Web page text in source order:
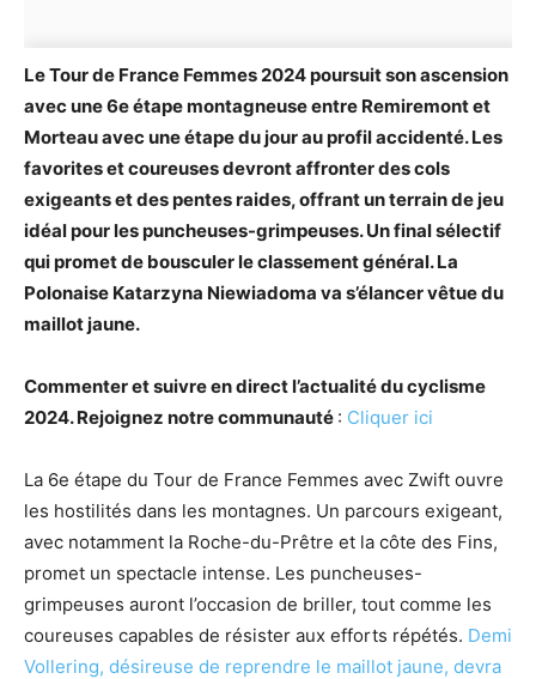
Le Tour de France Femmes 2024 poursuit son ascension
avec une 6e étape montagneuse entre Remiremont et
Morteau avec une étape du jour au profil accidenté. Les
favorites et coureuses devront affronter des cols
exigeants et des pentes raides, offrant un terrain de jeu
idéal pour les puncheuses-grimpeuses. Un final sélectif
qui promet de bousculer le classement général. La
Polonaise Katarzyna Niewiadoma va s’élancer vêtue du
maillot jaune.
Commenter et suivre en direct l’actualité du cyclisme
2024. Rejoignez notre communauté : Cliquer ici
La 6e étape du Tour de France Femmes avec Zwift ouvre
les hostilités dans les montagnes. Un parcours exigeant,
avec notamment la Roche-du-Prêtre et la côte des Fins,
promet un spectacle intense. Les puncheuses-
grimpeuses auront l’occasion de briller, tout comme les
coureuses capables de résister aux efforts répétés. Demi
Vollering, désireuse de reprendre le maillot jaune, devra